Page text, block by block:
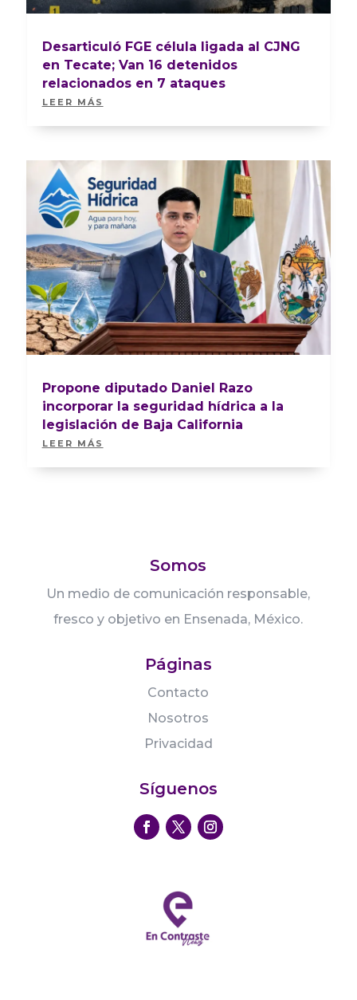
Desarticuló FGE célula ligada al CJNG
en Tecate; Van 16 detenidos
relacionados en 7 ataques
LEER MÁS
Propone diputado Daniel Razo
incorporar la seguridad hídrica a la
legislación de Baja California
LEER MÁS
Somos
Un medio de comunicación responsable,
fresco y objetivo en Ensenada, México.
Páginas
Contacto
Nosotros
Privacidad
Síguenos